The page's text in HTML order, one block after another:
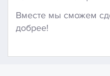
Вместе мы сможем
добрее!